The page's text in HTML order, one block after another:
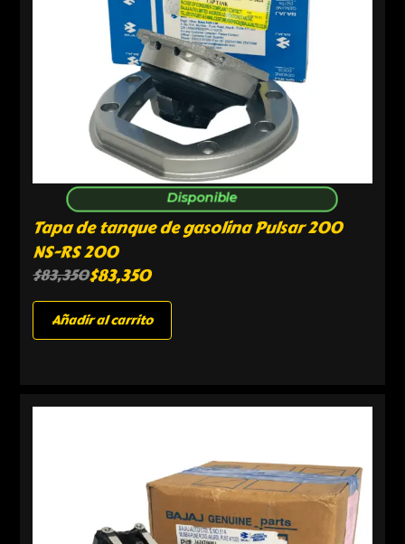
Disponible
Tapa de tanque de gasolina Pulsar 200
NS-RS 200
$83,350$83,350
Añadir al carrito